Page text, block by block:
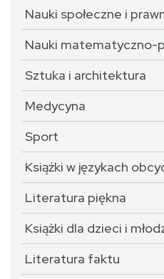
Nauki społeczne i
Nauki matematyczno-
Sztuka i architektura
Medycyna
Sport
Książki w językach
Literatura piękna
Książki dla dzieci i
Literatura faktu